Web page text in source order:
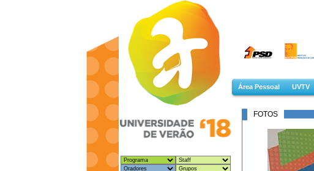
Área Pessoal UVTV
FOTOS